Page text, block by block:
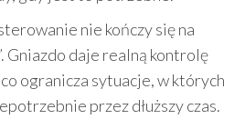
nie kończy się na
Gniazdo daje realną kontrolę
ogranicza sytuacje, w których
przez dłuższy czas.